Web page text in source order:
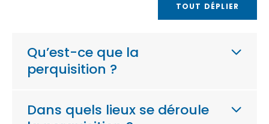
TOUT DÉPLIER
Qu’est-ce que la
perquisition ?
Dans quels lieux se déroule